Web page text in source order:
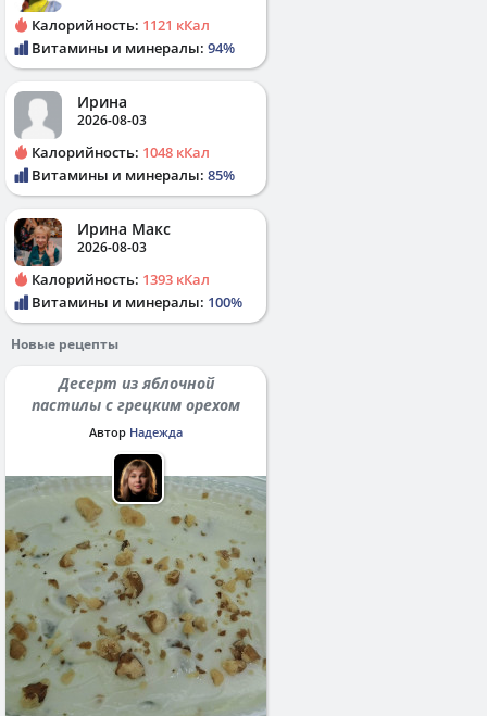
Калорийность: 1121 кКал
Витамины и минералы: 94%
Ирина
2026-08-03
Калорийность: 1048 кКал
Витамины и минералы: 85%
Ирина Макс
2026-08-03
Калорийность: 1393 кКал
Витамины и минералы: 100%
Новые рецепты
Десерт из яблочной
пастилы с грецким орехом
Автор Надежда